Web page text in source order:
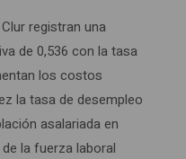
registran una
de 0,536 con la tasa
los costos
la tasa de desempleo
asalariada en
la fuerza laboral